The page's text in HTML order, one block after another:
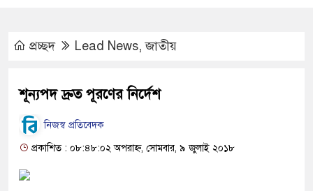
প্রচ্ছদ Lead News,জাতীয়
শূন্যপদ দ্রুত পূরণের নির্দেশ
নিজস্ব প্রতিবেদক
প্রকাশিত : ০৮:৪৮:০২ অপরাহ্ন, সোমবার, ৯ জুলাই ২০১৮